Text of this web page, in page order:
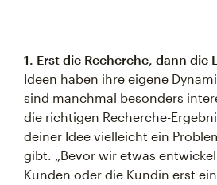
1. Erst die Recherche, dann die
Ideen haben ihre eigene
sind manchmal besonders
die richtigen Recherche-
deiner Idee vielleicht ein
gibt. „Bevor wir etwas
Kunden oder die Kundin erst